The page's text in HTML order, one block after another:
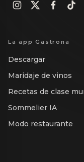
La app Gastrona
Descargar
Maridaje de vinos
Recetas de clase
Sommelier IA
Modo restaurante